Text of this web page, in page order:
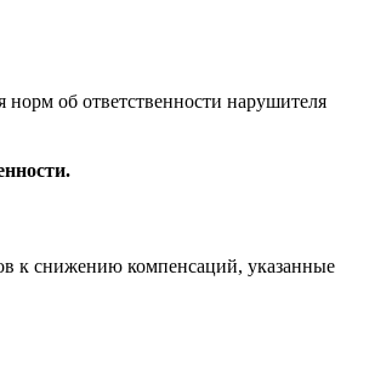
об ответственности нарушителя
к снижению компенсаций, указанные